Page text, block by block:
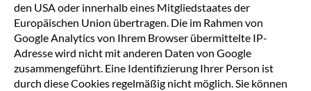
den USA oder innerhalb eines Mitgliedstaates der
Europäischen Union übertragen. Die im Rahmen von
Google Analytics von Ihrem Browser übermittelte IP-
Adresse wird nicht mit anderen Daten von Google
zusammengeführt. Eine Identifizierung Ihrer Person ist
durch diese Cookies regelmäßig nicht möglich. Sie können